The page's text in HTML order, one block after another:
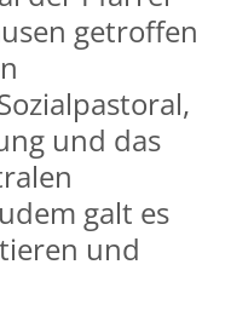
getroffen
und das
galt es
und